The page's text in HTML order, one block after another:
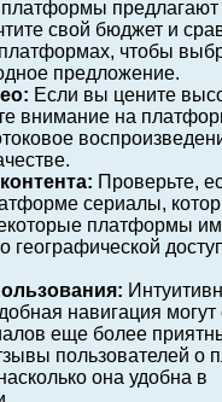
свой бюджет и
чтобы
предложение.
Если вы цените
внимание на
Проверьте,
сериалы,
платформы
географической
навигация могут
еще более
пользователей о
она удобна в